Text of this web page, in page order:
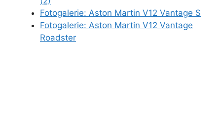
Fotogalerie: Aston Martin V12 Vantage S
Fotogalerie: Aston Martin V12 Vantage
Roadster